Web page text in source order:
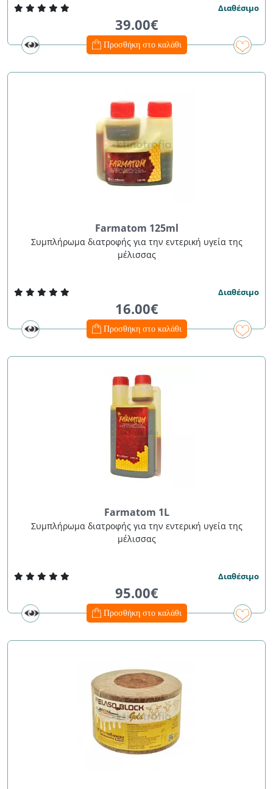
Διαθέσιμο
39.00€
Προσθήκη στο καλάθι
Farmatom 125ml
Συμπλήρωμα διατροφής για την εντερική υγεία της
μέλισσας
Διαθέσιμο
16.00€
Προσθήκη στο καλάθι
Farmatom 1L
Συμπλήρωμα διατροφής για την εντερική υγεία της
μέλισσας
Διαθέσιμο
95.00€
Προσθήκη στο καλάθι